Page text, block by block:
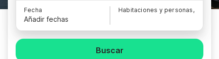
Fecha
Añadir fechas
Habitaciones y personas,
Buscar